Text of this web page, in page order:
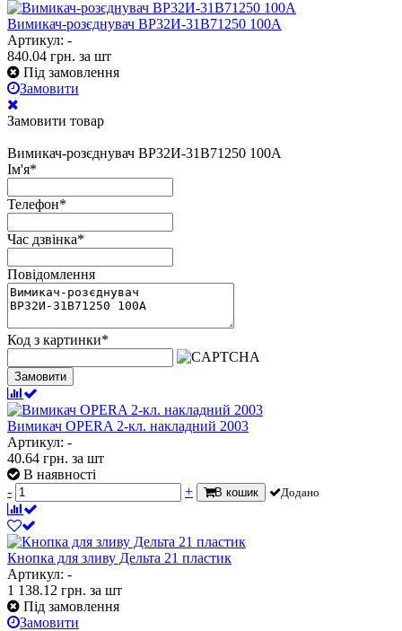
Вимикач-розєднувач ВР32И-31В71250 100А
Артикул: -
840.04 грн. за шт
Під замовлення
Замовити
Замовити товар
Вимикач-розєднувач ВР32И-31В71250 100А
Ім'я*
Телефон*
Час дзвінка*
Повідомлення
Код з картинки*
Замовити
Вимикач OPERA 2-кл. накладний 2003
Артикул: -
40.64 грн. за шт
В наявності
-
+ В кошик Додано
Кнопка для зливу Дельта 21 пластик
Артикул: -
1 138.12 грн. за шт
Під замовлення
Замовити